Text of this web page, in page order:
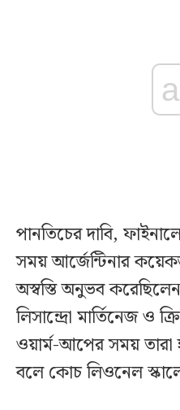
পানতিচের দাবি,
সময় আর্জেন্টিনার
অস্বস্তি অনুভব
লিসান্দ্রো মার্তিনেজ ও
ওয়ার্ম-আপের সময়
বলে কোচ লিওনেল